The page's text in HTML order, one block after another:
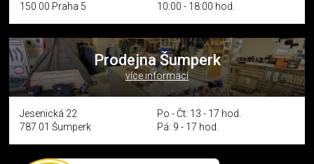
150 00 Praha 5
10:00 - 18:00 hod.
Prodejna Šumperk
více informací
Jesenická 22
787 01 Šumperk
Po - Čt: 13 - 17 hod.
Pá: 9 - 17 hod.